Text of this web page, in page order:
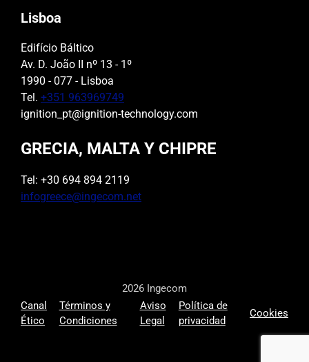
Lisboa
Edifício Báltico
Av. D. João II nº 13 - 1º
1990 - 077 - Lisboa
Tel. +351 963969749
ignition_pt@ignition-technology.com
GRECIA, MALTA Y CHIPRE
Tel: +30 694 894 2119
infogreece@ingecom.net
2026 Ingecom
Canal
Ético
Términos y
Condiciones
Aviso
Legal
Política de
privacidad
Cookies